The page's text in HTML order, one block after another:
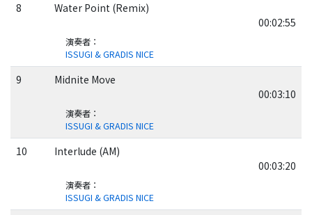
8
Water Point (Remix)
00:02:55
演奏者：
ISSUGI & GRADIS NICE
9
Midnite Move
00:03:10
演奏者：
ISSUGI & GRADIS NICE
10
Interlude (AM)
00:03:20
演奏者：
ISSUGI & GRADIS NICE